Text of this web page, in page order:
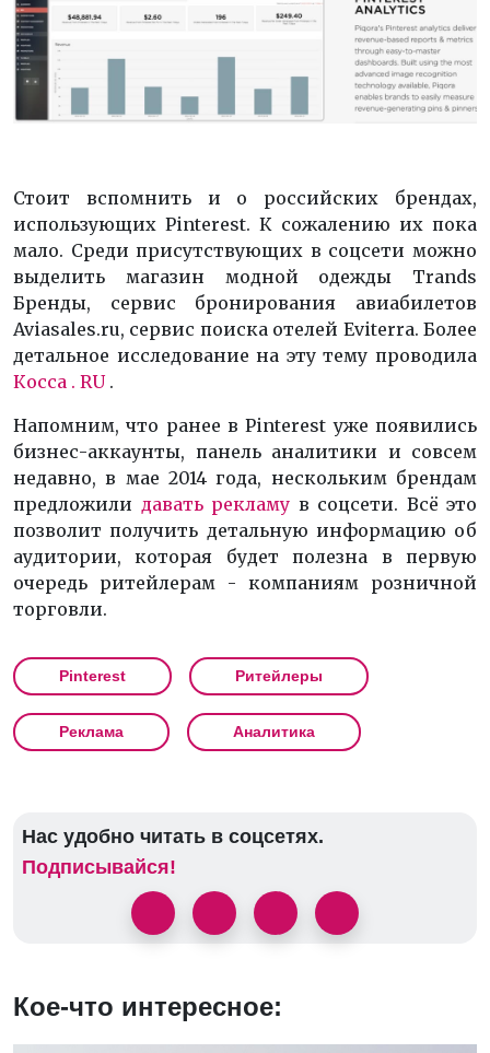
Стоит вспомнить и о российских брендах,
использующих Pinterest. К сожалению их пока
мало. Среди присутствующих в соцсети можно
выделить магазин модной одежды Trands
Бренды, сервис бронирования авиабилетов
Aviasales.ru, сервис поиска отелей Eviterra.Более
детальное исследование на эту тему проводила
Косса . RU.
Напомним, что ранее вPinterest уже появились
бизнес-аккаунты, панель аналитики и совсем
недавно, в мае 2014 года, нескольким брендам
предложили давать рекламу в соцсети. Всё это
позволит получить детальную информацию об
аудитории, которая будет полезна в первую
очередь ритейлерам - компаниям розничной
торговли.
Pinterest Ритейлеры
Реклама Аналитика
Нас удобно читать в соцсетях.
Подписывайся!
Кое-что интересное: